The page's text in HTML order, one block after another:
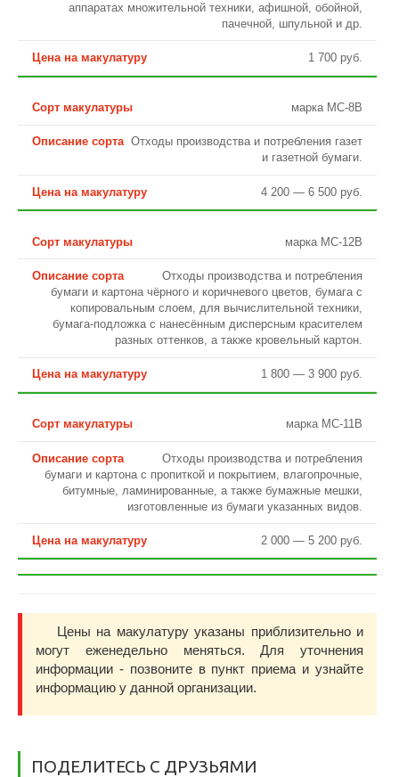
аппаратах множительной техники, афишной, обойной,
пачечной, шпульной и др.
1 700 руб.
марка МС-8В
Отходы производства и потребления газет
и газетной бумаги.
4 200 — 6 500 руб.
марка МС-12В
Отходы производства и потребления
бумаги и картона чёрного и коричневого цветов, бумага с
копировальным слоем, для вычислительной техники,
бумага-подложка с нанесённым дисперсным красителем
разных оттенков, а также кровельный картон.
1 800 — 3 900 руб.
марка МС-11В
Отходы производства и потребления
бумаги и картона с пропиткой и покрытием, влагопрочные,
битумные, ламинированные, а также бумажные мешки,
изготовленные из бумаги указанных видов.
2 000 — 5 200 руб.
Цены на макулатуру указаны приблизительно и
могут еженедельно меняться. Для уточнения
информации - позвоните в пункт приема и узнайте
информацию у данной организации.
ПОДЕЛИТЕСЬ С ДРУЗЬЯМИ